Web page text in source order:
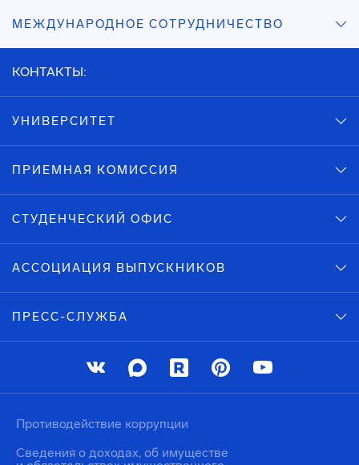
МЕЖДУНАРОДНОЕ СОТРУДНИЧЕСТВО
КОНТАКТЫ:
УНИВЕРСИТЕТ
ПРИЕМНАЯ КОМИССИЯ
СТУДЕНЧЕСКИЙ ОФИС
АССОЦИАЦИЯ ВЫПУСКНИКОВ
ПРЕСС-СЛУЖБА
Противодействие коррупции
Сведения о доходах, об имуществе